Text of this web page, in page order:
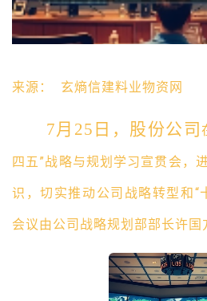
来源： 玄熵信建料业物资网
7月25日，股份公司
四五”战略与规划学习宣贯会，
识，切实推动公司战略转型和“
会议由公司战略规划部部长许国